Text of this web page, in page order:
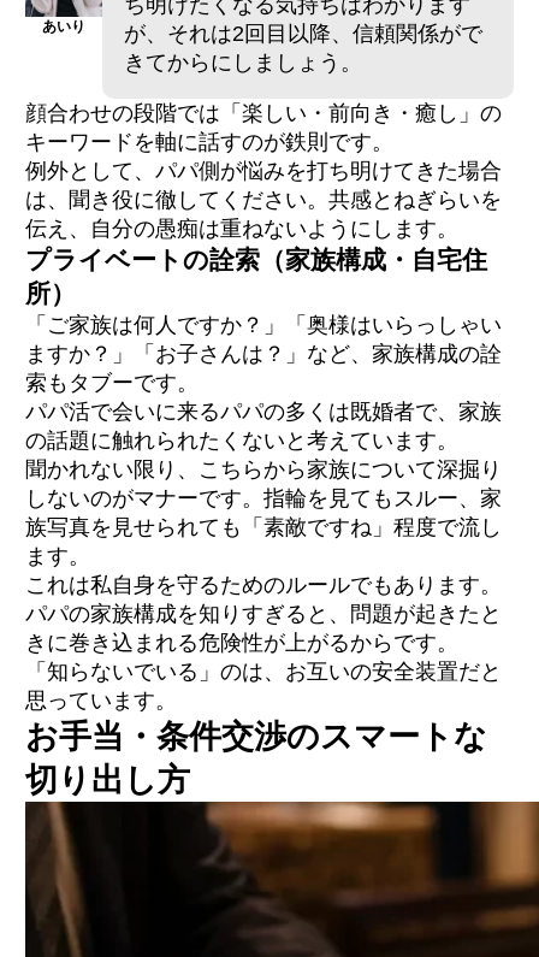
あいり
ち明けたくなる気持ちはわかります
が、それは2回目以降、信頼関係がで
きてからにしましょう。
顔合わせの段階では「楽しい・前向き・癒し」の
キーワードを軸に話すのが鉄則です。
例外として、パパ側が悩みを打ち明けてきた場合
は、聞き役に徹してください。共感とねぎらいを
伝え、自分の愚痴は重ねないようにします。
プライベートの詮索（家族構成・自宅住
所）
「ご家族は何人ですか？」「奥様はいらっしゃい
ますか？」「お子さんは？」など、家族構成の詮
索もタブーです。
パパ活で会いに来るパパの多くは既婚者で、家族
の話題に触れられたくないと考えています。
聞かれない限り、こちらから家族について深掘り
しないのがマナーです。指輪を見てもスルー、家
族写真を見せられても「素敵ですね」程度で流し
ます。
これは私自身を守るためのルールでもあります。
パパの家族構成を知りすぎると、問題が起きたと
きに巻き込まれる危険性が上がるからです。
「知らないでいる」のは、お互いの安全装置だと
思っています。
お手当・条件交渉のスマートな
切り出し方